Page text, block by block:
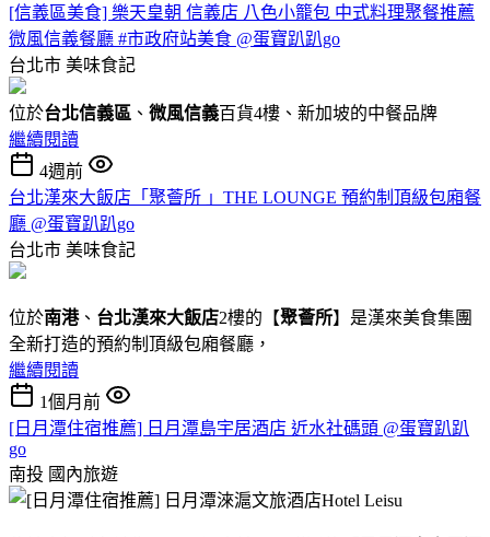
[信義區美食] 樂天皇朝 信義店 八色小籠包 中式料理聚餐推薦
微風信義餐廳 #市政府站美食 @蛋寶趴趴go
台北市 美味食記
位於台北信義區 、 微風信義百貨4樓、新加坡的中餐品牌
繼續閱讀
4週前
台北漢來大飯店「聚薈所 」THE LOUNGE 預約制頂級包廂餐
廳 @蛋寶趴趴go
台北市 美味食記
位於南港、 台北漢來大飯店2樓的【聚薈所】是漢來美食集團
全新打造的預約制頂級包廂餐廳，
繼續閱讀
1個月前
[日月潭住宿推薦] 日月潭島宇居酒店 近水社碼頭 @蛋寶趴趴
go
南投 國內旅遊